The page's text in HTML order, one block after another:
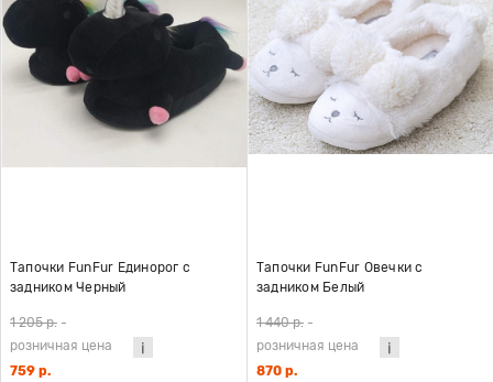
Тапочки FunFur Единорог с
задником Черный
1 205 р. -
розничная цена
759 р.
Тапочки FunFur Овечки с
задником Белый
1 440 р. -
розничная цена
870 р.